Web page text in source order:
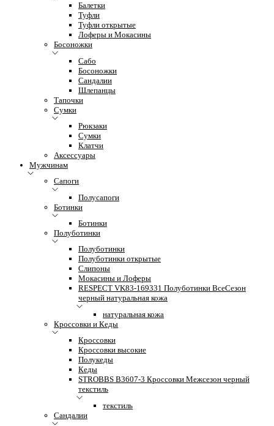
Балетки
Туфли
Туфли открытые
Лоферы и Мокасины
Босоножки
Сабо
Босоножки
Сандалии
Шлепанцы
Тапочки
Сумки
Рюкзаки
Сумки
Клатчи
Аксессуары
Мужчинам
Сапоги
Полусапоги
Ботинки
Ботинки
Полуботинки
Полуботинки
Полуботинки открытые
Слипоны
Мокасины и Лоферы
RESPECT VK83-169331 Полуботинки ВсеСезон
черный натуральная кожа
натуральная кожа
Кроссовки и Кеды
Кроссовки
Кроссовки высокие
Полукеды
Кеды
STROBBS B3607-3 Кроссовки Межсезон черный
текстиль
текстиль
Сандалии